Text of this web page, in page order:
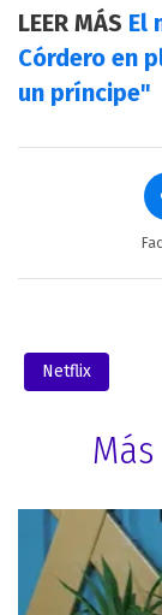
LEER MÁS El
Córdero en
un príncipe"
Netflix